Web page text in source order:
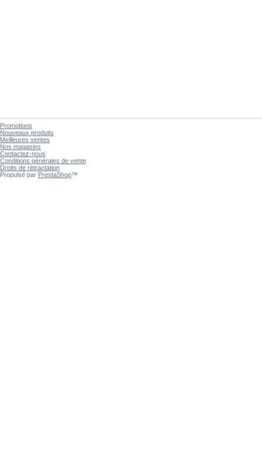
Promotions
Nouveaux produits
Meilleures ventes
Nos magasins
Contactez-nous
Conditions générales de vente
Droits de rétractation
Propulsé par PrestaShop™